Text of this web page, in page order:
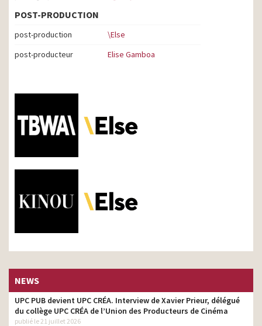
POST-PRODUCTION
post-production
\Else
post-producteur
Elise Gamboa
NEWS
UPC PUB devient UPC CRÉA. Interview de Xavier Prieur, délégué
du collège UPC CRÉA de l’Union des Producteurs de Cinéma
publié le 21 juillet 2026